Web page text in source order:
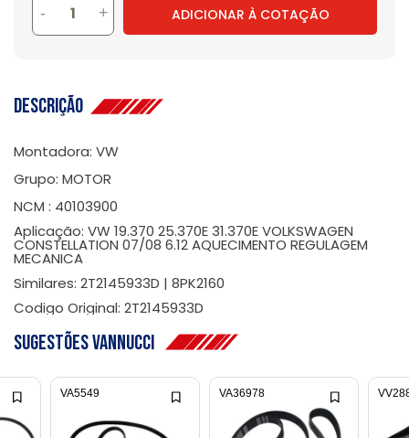
- + ADICIONAR À COTAÇÃO
Descrição
Montadora: VW
Grupo: MOTOR
NCM : 40103900
Aplicação: VW 19.370 25.370E 31.370E VOLKSWAGEN
CONSTELLATION 07/08 6.12 AQUECIMENTO REGULAGEM
MECANICA
Similares: 2T2145933D | 8PK2160
Codigo Original: 2T2145933D
Sugestões Vannucci
VA5549 VA36978